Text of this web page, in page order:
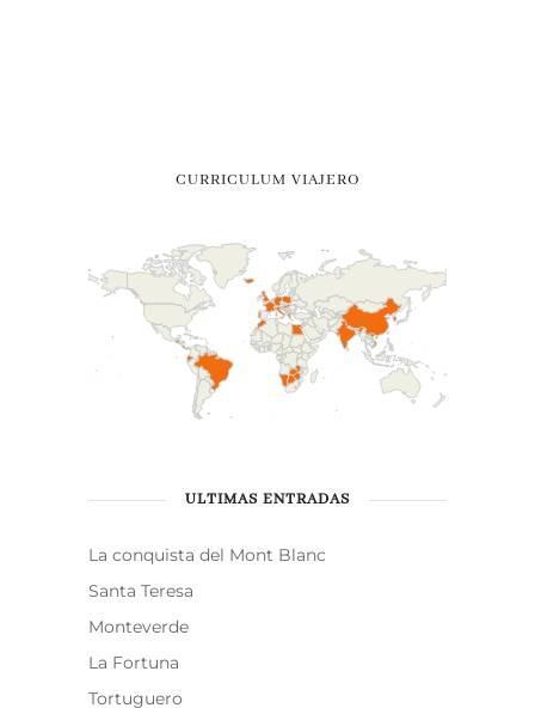
CURRICULUM VIAJERO
ULTIMAS ENTRADAS
La conquista del Mont Blanc
Santa Teresa
Monteverde
La Fortuna
Tortuguero